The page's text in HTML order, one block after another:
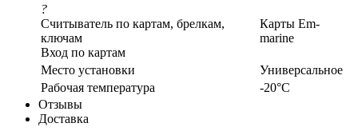
?
Считыватель по картам, брелкам,
ключам
Вход по картам
Карты Em-
marine
Место установки
Универсальное
Рабочая температура
-20°С
Отзывы
Доставка